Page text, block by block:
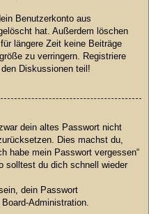
Benutzerkonto aus
hat. Außerdem löschen
längere Zeit keine Beiträge
zu verringern. Registriere
Diskussionen teil!
dein altes Passwort nicht
Dies machst du,
habe mein Passwort vergessen“
solltest du dich schnell wieder
dein Passwort
Administration.